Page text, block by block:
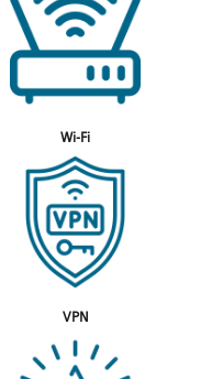
Wi-Fi
VPN